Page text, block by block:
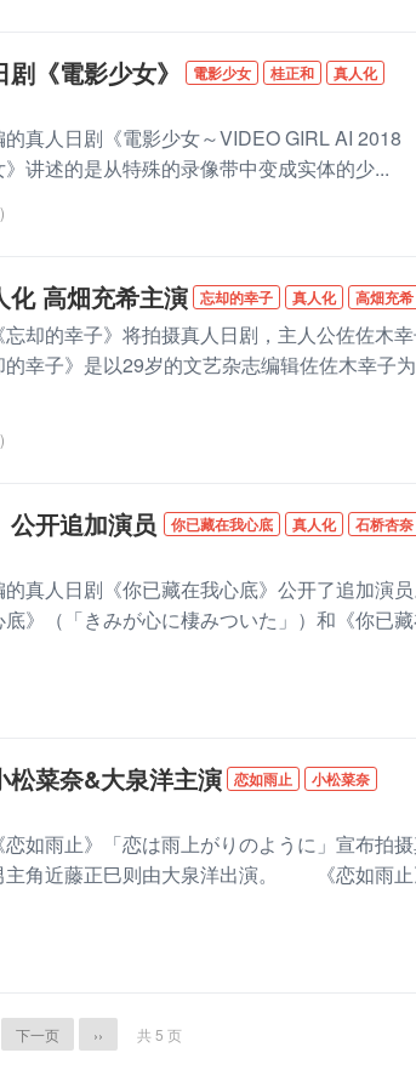
《電影少女》 電影少女 桂正和
真人化
人日剧《電影少女～VIDEO GIRL AI 2018
述的是从特殊的录像带中变成实体的少...
化 高畑充希主演 忘却的幸子 真人化 高畑充希
的幸子》将拍摄真人日剧，主人公佐佐木
子》是以29岁的文艺杂志编辑佐佐木幸子
公开追加演员 你已藏在我心底 真人化
石桥杏奈
人日剧《你已藏在我心底》公开了追加演
（「きみが心に棲みついた」）和《你已
松菜奈&大泉洋主演 恋如雨止
小松菜奈
雨止》「恋は雨上がりのように」宣布拍
主角近藤正巳则由大泉洋出演。 《恋如雨
下一页 ›› 共 5 页